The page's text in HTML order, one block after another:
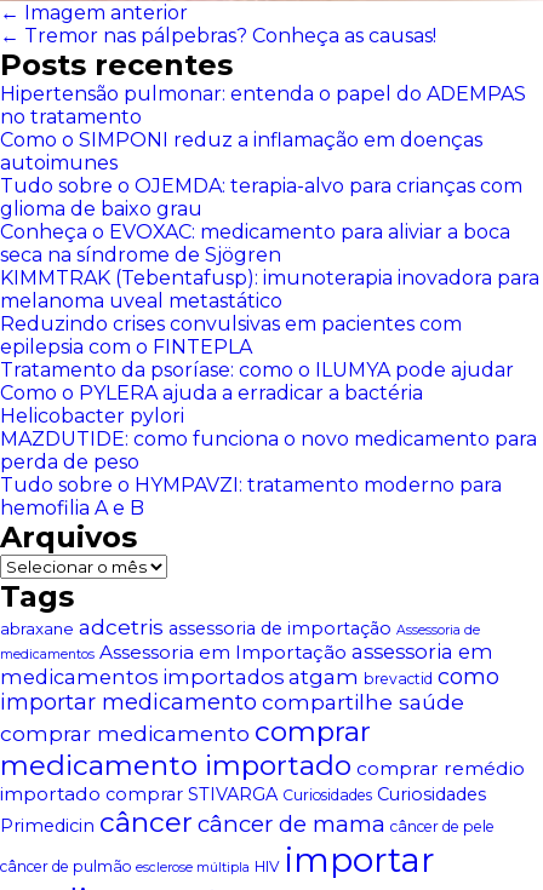
← Imagem anterior
← Tremor nas pálpebras? Conheça as causas!
Posts recentes
Hipertensão pulmonar: entenda o papel do ADEMPAS
no tratamento
Como o SIMPONI reduz a inflamação em doenças
autoimunes
Tudo sobre o OJEMDA: terapia-alvo para crianças com
glioma de baixo grau
Conheça o EVOXAC: medicamento para aliviar a boca
seca na síndrome de Sjögren
KIMMTRAK (Tebentafusp): imunoterapia inovadora para
melanoma uveal metastático
Reduzindo crises convulsivas em pacientes com
epilepsia com o FINTEPLA
Tratamento da psoríase: como o ILUMYA pode ajudar
Como o PYLERA ajuda a erradicar a bactéria
Helicobacter pylori
MAZDUTIDE: como funciona o novo medicamento para
perda de peso
Tudo sobre o HYMPAVZI: tratamento moderno para
hemofilia A e B
Arquivos
Arquivos
Tags
abraxane adcetris assessoria de importação Assessoria de
medicamentos Assessoria em Importação assessoria em
medicamentos importados atgam brevactid como
importar medicamento compartilhe saúde
comprar medicamento comprar
medicamento importado comprar remédio
importado comprar STIVARGA Curiosidades Curiosidades
Primedicin câncer câncer de mama câncer de pele
câncer de pulmão esclerose múltipla HIV importar